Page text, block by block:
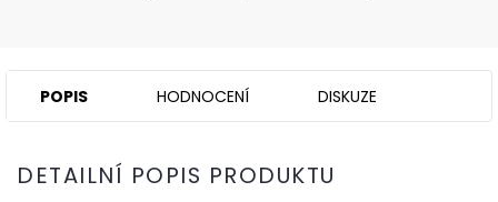
POPIS HODNOCENÍ DISKUZE
DETAILNÍ POPIS PRODUKTU